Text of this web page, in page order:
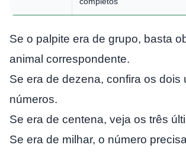
Se o palpite era de grupo, basta
animal correspondente.
Se era de dezena, confira os dois
números.
Se era de centena, veja os três
Se era de milhar, o número